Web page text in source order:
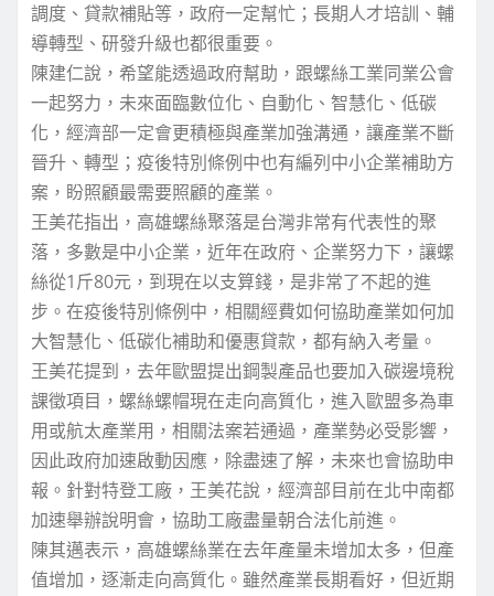
調度、貸款補貼等，政府一定幫忙；長期人才培訓、輔
導轉型、研發升級也都很重要。
陳建仁說，希望能透過政府幫助，跟螺絲工業同業公會
一起努力，未來面臨數位化、自動化、智慧化、低碳
化，經濟部一定會更積極與產業加強溝通，讓產業不斷
晉升、轉型；疫後特別條例中也有編列中小企業補助方
案，盼照顧最需要照顧的產業。
王美花指出，高雄螺絲聚落是台灣非常有代表性的聚
落，多數是中小企業，近年在政府、企業努力下，讓螺
絲從1斤80元，到現在以支算錢，是非常了不起的進
步。在疫後特別條例中，相關經費如何協助產業如何加
大智慧化、低碳化補助和優惠貸款，都有納入考量。
王美花提到，去年歐盟提出鋼製產品也要加入碳邊境稅
課徵項目，螺絲螺帽現在走向高質化，進入歐盟多為車
用或航太產業用，相關法案若通過，產業勢必受影響，
因此政府加速啟動因應，除盡速了解，未來也會協助申
報。針對特登工廠，王美花說，經濟部目前在北中南都
加速舉辦說明會，協助工廠盡量朝合法化前進。
陳其邁表示，高雄螺絲業在去年產量未增加太多，但產
值增加，逐漸走向高質化。雖然產業長期看好，但近期